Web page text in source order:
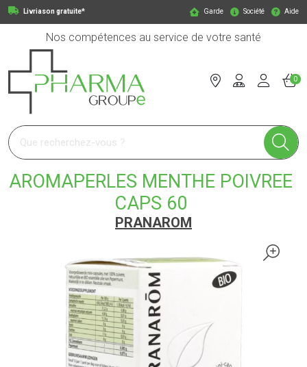
Livriason gratuite* Garde Société Aide
Nos compétences au service de votre santé
Pharmagroupe Votre pharmacie en ligne à votre service
0
AROMAPERLES MENTHE POIVREE
CAPS 60
PRANAROM